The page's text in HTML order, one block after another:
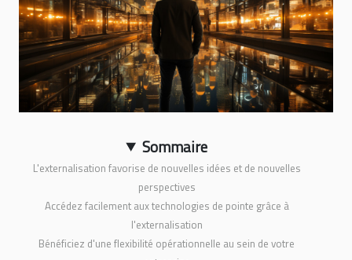
Sommaire
L'externalisation favorise de nouvelles idées et de nouvelles
perspectives
Accédez facilement aux technologies de pointe grâce à
l'externalisation
Bénéficiez d'une flexibilité opérationnelle au sein de votre